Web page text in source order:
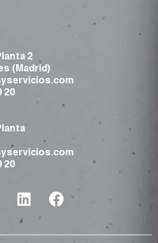
2
(Madrid)
20
20